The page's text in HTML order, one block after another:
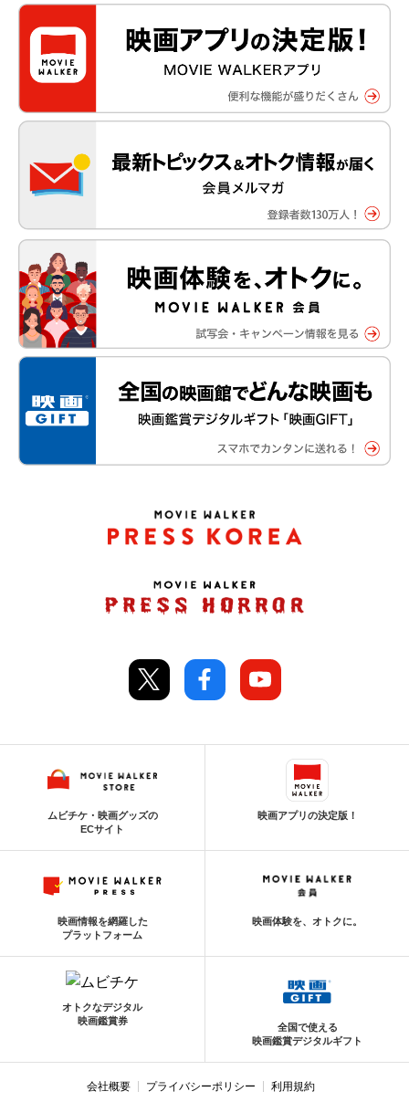
ムビチケ・映画グッズの
ECサイト
映画アプリの決定版！
映画情報を網羅した
プラットフォーム
映画体験を、オトクに。
オトクなデジタル
映画鑑賞券
全国で使える
映画鑑賞デジタルギフト
会社概要 プライバシーポリシー
利用規約